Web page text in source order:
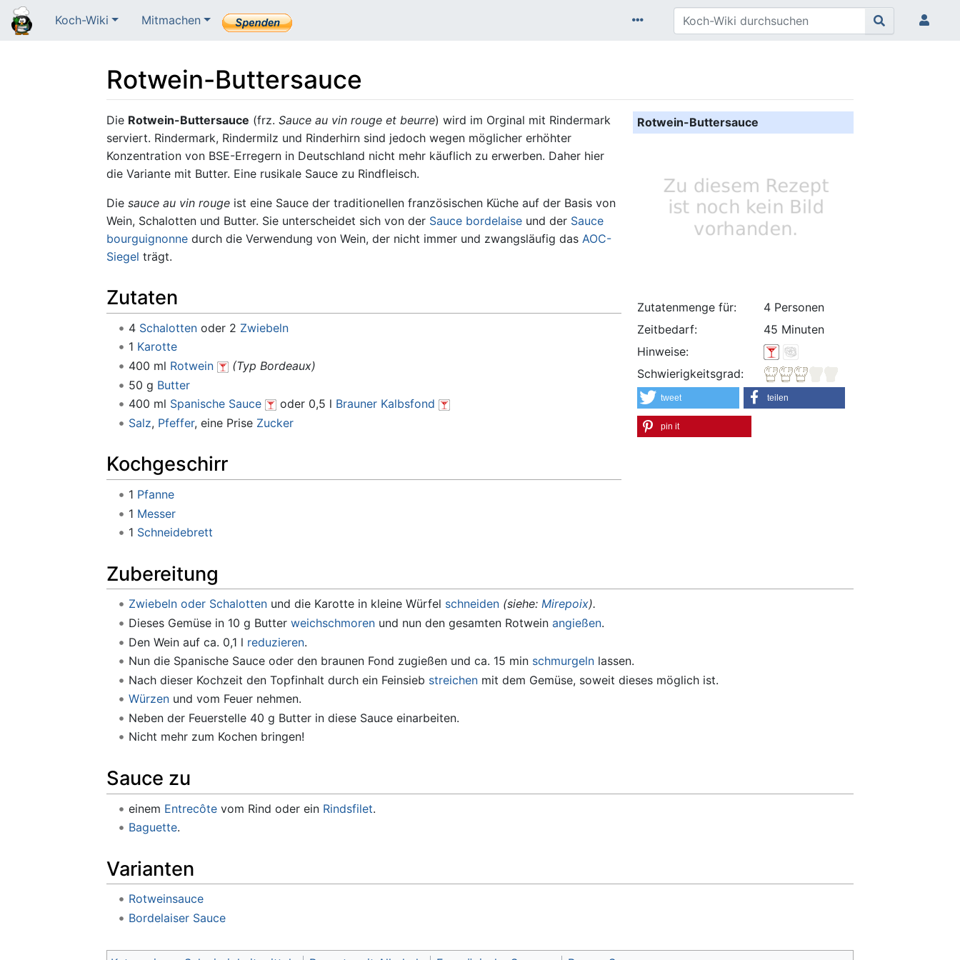
Koch-Wiki Mitmachen
Rotwein-Buttersauce
Wechseln zu:Navigation,Suche Rotwein-Buttersauce
Zutatenmenge für:
4 Personen
Zeitbedarf:
45 Minuten
Hinweise:
Schwierigkeitsgrad:
tweet teilen
pin it
Die Rotwein-Buttersauce (frz. Sauce au vin rouge et beurre) wird im Orginal mit Rindermark
serviert. Rindermark, Rindermilz und Rinderhirn sind jedoch wegen möglicher erhöhter
Konzentration von BSE-Erregern in Deutschland nicht mehr käuflich zu erwerben. Daher hier
die Variante mit Butter. Eine rusikale Sauce zu Rindfleisch.
Die sauce au vin rouge ist eine Sauce der traditionellen französischen Küche auf der Basis von
Wein, Schalotten und Butter. Sie unterscheidet sich von der Sauce bordelaise und der Sauce
bourguignonne durch die Verwendung von Wein, der nicht immer und zwangsläufig das AOC-
Siegel trägt.
Zutaten
4 Schalottenoder 2 Zwiebeln
1 Karotte
400 ml Rotwein
(Typ Bordeaux)
50 g Butter
400 ml Spanische Sauce oder 0,5 l Brauner Kalbsfond
Salz, Pfeffer, eine Prise Zucker
Kochgeschirr
1 Pfanne
1 Messer
1 Schneidebrett
Zubereitung
Zwiebeln oder Schalottenund die Karotte in kleine Würfel schneiden (siehe: Mirepoix).
Dieses Gemüse in 10 g Butter weichschmorenund nun den gesamten Rotwein angießen.
Den Wein auf ca. 0,1 l reduzieren.
Nun die Spanische Sauce oder den braunen Fond zugießen und ca. 15 min schmurgelnlassen.
Nach dieser Kochzeit den Topfinhalt durch ein Feinsieb streichenmit dem Gemüse, soweit dieses möglich ist.
Würzenund vom Feuer nehmen.
Neben der Feuerstelle 40 g Butter in diese Sauce einarbeiten.
Nicht mehr zum Kochen bringen!
Sauce zu
einem Entrecôtevom Rind oder ein Rindsfilet.
Baguette.
Varianten
Rotweinsauce
Bordelaiser Sauce